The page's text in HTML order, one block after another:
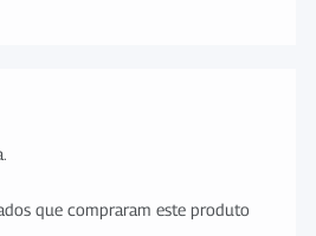
que compraram este produto